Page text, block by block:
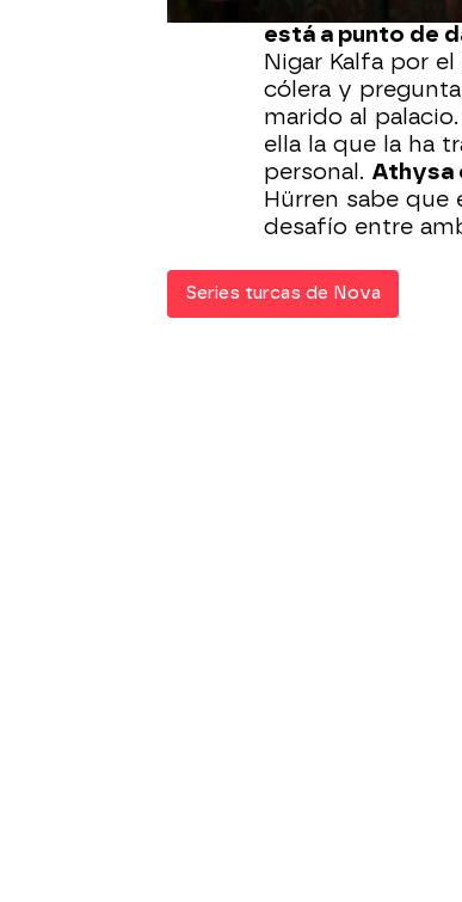
la
está a punto de
Nigar Kalfa por
cólera y
marido al
ella la que la ha
personal. Athysa
Hürren sabe que
desafío entre
Series turcas de Nova